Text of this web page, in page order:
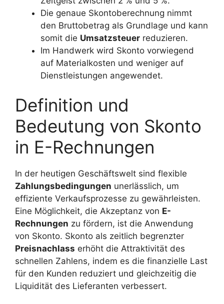
Die genaue Skontoberechnung nimmt
den Bruttobetrag als Grundlage und kann
somit die Umsatzsteuer reduzieren.
Im Handwerk wird Skonto vorwiegend
auf Materialkosten und weniger auf
Dienstleistungen angewendet.
Definition und
Bedeutung von Skonto
in E-Rechnungen
In der heutigen Geschäftswelt sind flexible
Zahlungsbedingungen unerlässlich, um
effiziente Verkaufsprozesse zu gewährleisten.
Eine Möglichkeit, die Akzeptanz von E-
Rechnungen zu fördern, ist die Anwendung
von Skonto. Skonto als zeitlich begrenzter
Preisnachlass erhöht die Attraktivität des
schnellen Zahlens, indem es die finanzielle Last
für den Kunden reduziert und gleichzeitig die
Liquidität des Lieferanten verbessert.